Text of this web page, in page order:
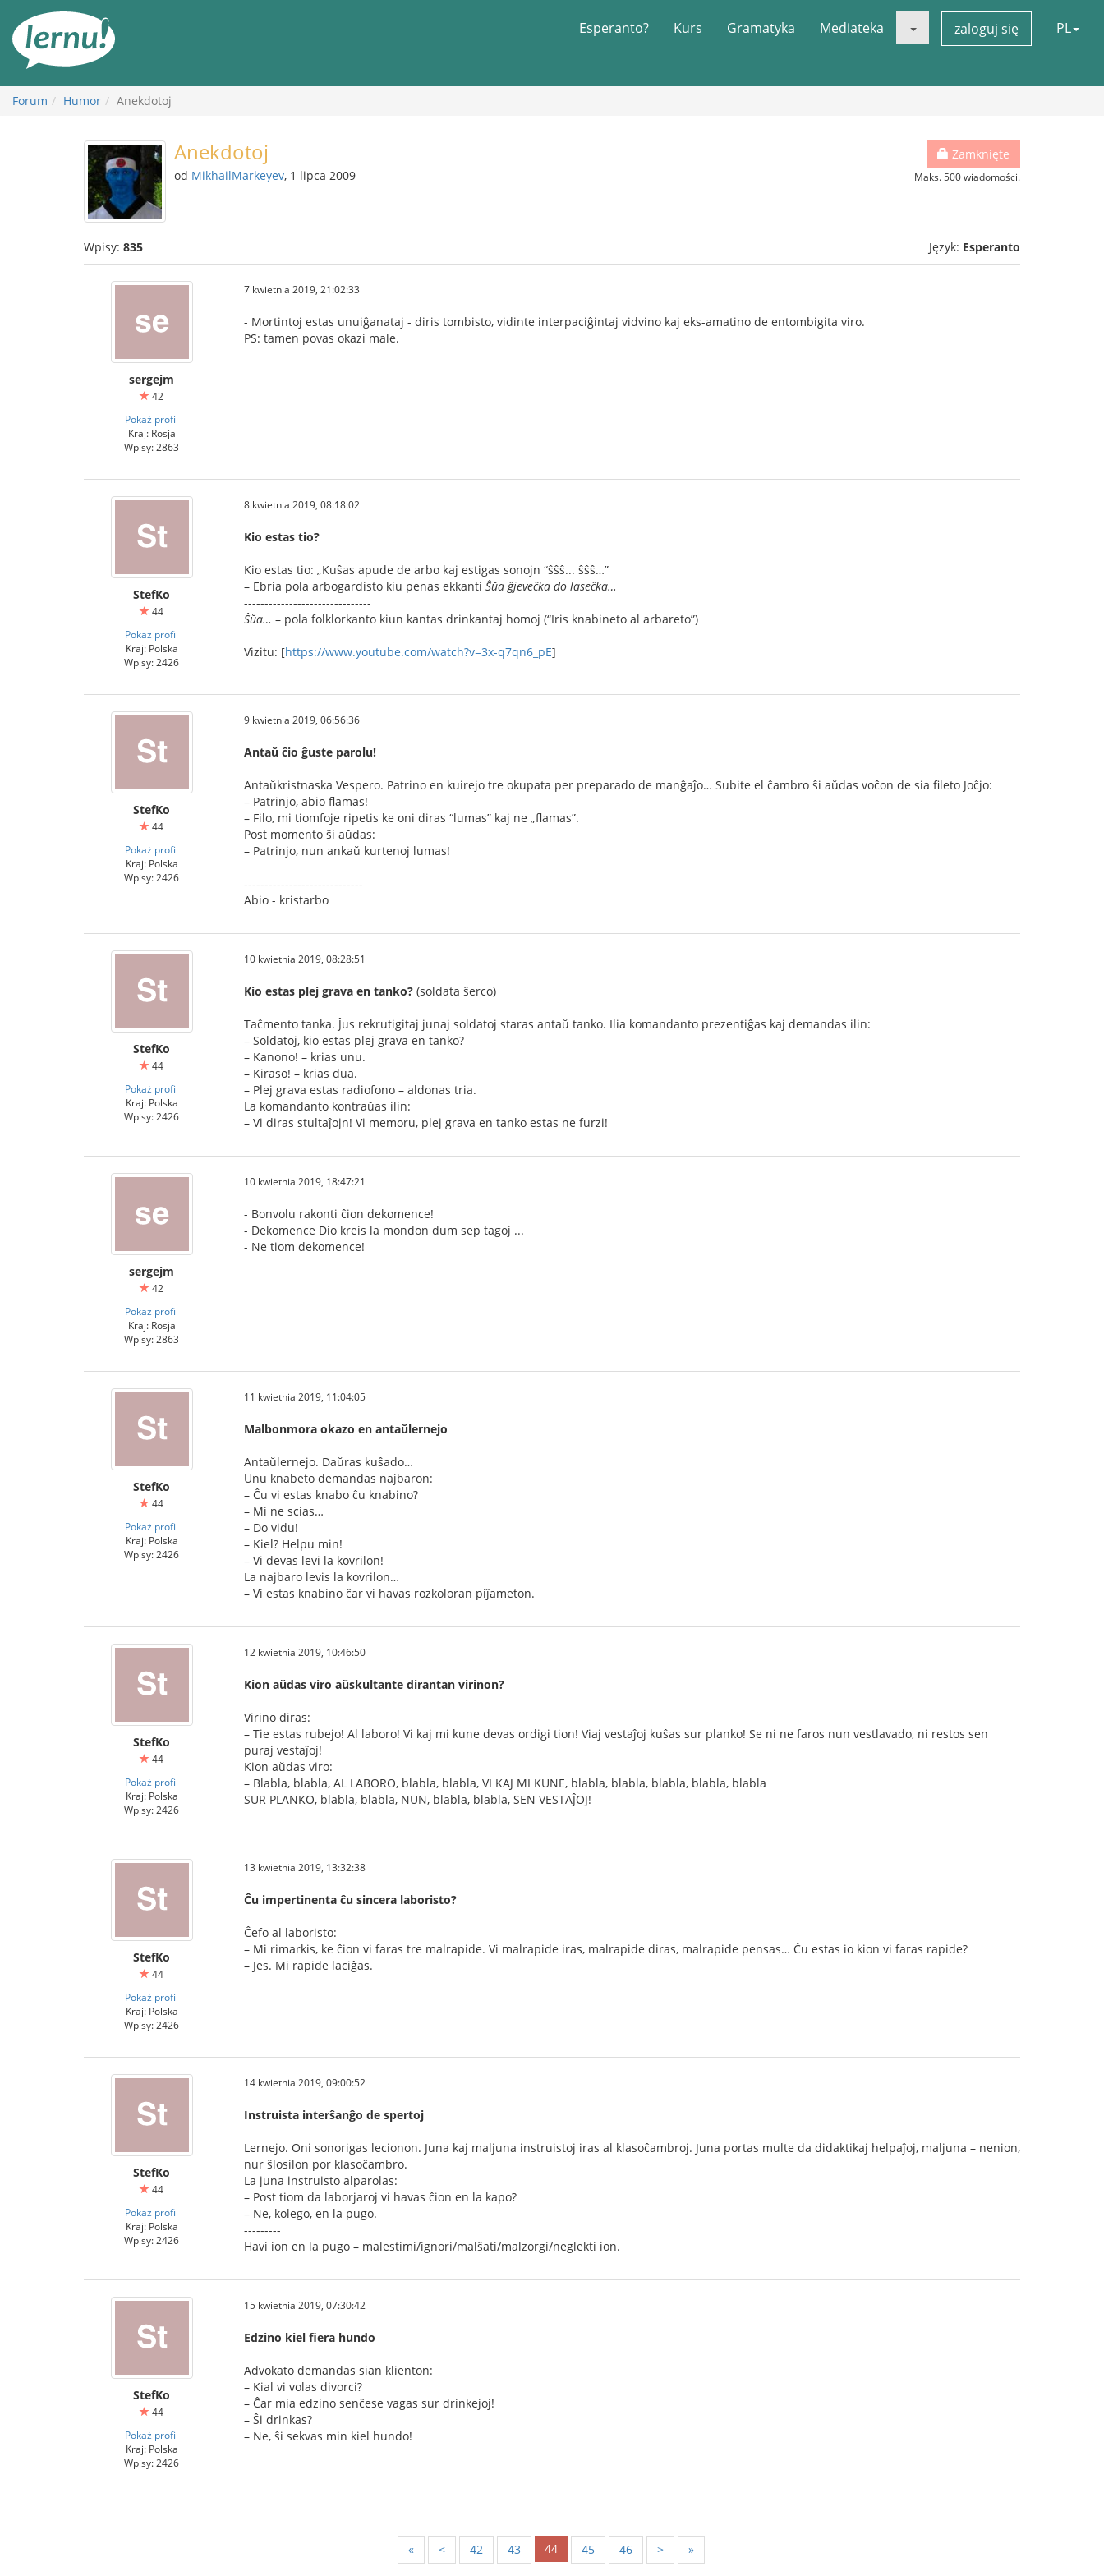
Esperanto? Kurs Gramatyka Mediateka zaloguj się PL
Forum Humor Anekdotoj
Zamknięte
Maks. 500 wiadomości.
Anekdotoj
od MikhailMarkeyev, 1 lipca 2009
Wpisy: 835 Język: Esperanto
sergejm
42
Pokaż profil
Kraj: Rosja
Wpisy: 2863
7 kwietnia 2019, 21:02:33
- Mortintoj estas unuiĝanataj - diris tombisto, vidinte interpaciĝintaj vidvino kaj eks-amatino de entombigita viro.
PS: tamen povas okazi male.
StefKo
44
Pokaż profil
Kraj: Polska
Wpisy: 2426
8 kwietnia 2019, 08:18:02
Kio estas tio?
Kio estas tio: „Kuŝas apude de arbo kaj estigas sonojn “ŝŝŝ... ŝŝŝ…”
– Ebria pola arbogardisto kiu penas ekkanti Ŝŭa ĝjeveĉka do laseĉka…
-------------------------------
Ŝŭa… – pola folklorkanto kiun kantas drinkantaj homoj (“Iris knabineto al arbareto”)
Vizitu: [https://www.youtube.com/watch?v=3x-q7qn6_pE]
StefKo
44
Pokaż profil
Kraj: Polska
Wpisy: 2426
9 kwietnia 2019, 06:56:36
Antaŭ ĉio ĝuste parolu!
Antaŭkristnaska Vespero. Patrino en kuirejo tre okupata per preparado de manĝaĵo… Subite el ĉambro ŝi aŭdas voĉon de sia fileto Joĉjo:
– Patrinjo, abio flamas!
– Filo, mi tiomfoje ripetis ke oni diras “lumas” kaj ne „flamas”.
Post momento ŝi aŭdas:
– Patrinjo, nun ankaŭ kurtenoj lumas!
-----------------------------
Abio - kristarbo
StefKo
44
Pokaż profil
Kraj: Polska
Wpisy: 2426
10 kwietnia 2019, 08:28:51
Kio estas plej grava en tanko? (soldata ŝerco)
Taĉmento tanka. Ĵus rekrutigitaj junaj soldatoj staras antaŭ tanko. Ilia komandanto prezentiĝas kaj demandas ilin:
– Soldatoj, kio estas plej grava en tanko?
– Kanono! – krias unu.
– Kiraso! – krias dua.
– Plej grava estas radiofono – aldonas tria.
La komandanto kontraŭas ilin:
– Vi diras stultaĵojn! Vi memoru, plej grava en tanko estas ne furzi!
sergejm
42
Pokaż profil
Kraj: Rosja
Wpisy: 2863
10 kwietnia 2019, 18:47:21
- Bonvolu rakonti ĉion dekomence!
- Dekomence Dio kreis la mondon dum sep tagoj ...
- Ne tiom dekomence!
StefKo
44
Pokaż profil
Kraj: Polska
Wpisy: 2426
11 kwietnia 2019, 11:04:05
Malbonmora okazo en antaŭlernejo
Antaŭlernejo. Daŭras kuŝado…
Unu knabeto demandas najbaron:
– Ĉu vi estas knabo ĉu knabino?
– Mi ne scias…
– Do vidu!
– Kiel? Helpu min!
– Vi devas levi la kovrilon!
La najbaro levis la kovrilon…
– Vi estas knabino ĉar vi havas rozkoloran piĵameton.
StefKo
44
Pokaż profil
Kraj: Polska
Wpisy: 2426
12 kwietnia 2019, 10:46:50
Kion aŭdas viro aŭskultante dirantan virinon?
Virino diras:
– Tie estas rubejo! Al laboro! Vi kaj mi kune devas ordigi tion! Viaj vestaĵoj kuŝas sur planko! Se ni ne faros nun vestlavado, ni restos sen
puraj vestaĵoj!
Kion aŭdas viro:
– Blabla, blabla, AL LABORO, blabla, blabla, VI KAJ MI KUNE, blabla, blabla, blabla, blabla, blabla
SUR PLANKO, blabla, blabla, NUN, blabla, blabla, SEN VESTAĴOJ!
StefKo
44
Pokaż profil
Kraj: Polska
Wpisy: 2426
13 kwietnia 2019, 13:32:38
Ĉu impertinenta ĉu sincera laboristo?
Ĉefo al laboristo:
– Mi rimarkis, ke ĉion vi faras tre malrapide. Vi malrapide iras, malrapide diras, malrapide pensas… Ĉu estas io kion vi faras rapide?
– Jes. Mi rapide laciĝas.
StefKo
44
Pokaż profil
Kraj: Polska
Wpisy: 2426
14 kwietnia 2019, 09:00:52
Instruista interŝanĝo de spertoj
Lernejo. Oni sonorigas lecionon. Juna kaj maljuna instruistoj iras al klasoĉambroj. Juna portas multe da didaktikaj helpaĵoj, maljuna – nenion,
nur ŝlosilon por klasoĉambro.
La juna instruisto alparolas:
– Post tiom da laborjaroj vi havas ĉion en la kapo?
– Ne, kolego, en la pugo.
---------
Havi ion en la pugo – malestimi/ignori/malŝati/malzorgi/neglekti ion.
StefKo
44
Pokaż profil
Kraj: Polska
Wpisy: 2426
15 kwietnia 2019, 07:30:42
Edzino kiel fiera hundo
Advokato demandas sian klienton:
– Kial vi volas divorci?
– Ĉar mia edzino senĉese vagas sur drinkejoj!
– Ŝi drinkas?
– Ne, ŝi sekvas min kiel hundo!
« < 42 43 44 45 46 > »